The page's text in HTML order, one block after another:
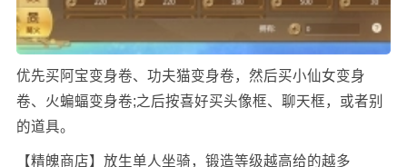
优先买阿宝变身卷、功夫猫变身卷，然后买小仙女变身
卷、火蝙蝠变身卷;之后按喜好买头像框、聊天框，或者别
的道具。
【精魄商店】放生单人坐骑，锻造等级越高给的越多